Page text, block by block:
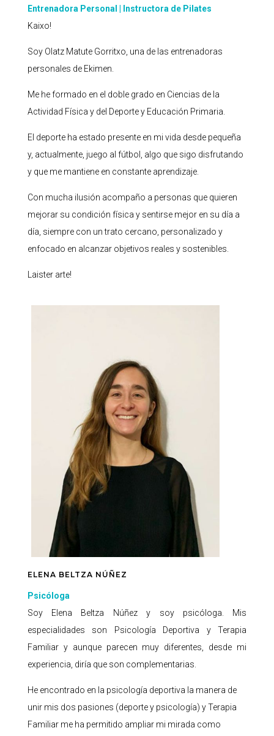
Entrenadora Personal | Instructora de Pilates
Kaixo!
Soy Olatz Matute Gorritxo, una de las entrenadoras
personales de Ekimen.
Me he formado en el doble grado en Ciencias de la
Actividad Física y del Deporte y Educación Primaria.
El deporte ha estado presente en mi vida desde pequeña
y, actualmente, juego al fútbol, algo que sigo disfrutando
y que me mantiene en constante aprendizaje.
Con mucha ilusión acompaño a personas que quieren
mejorar su condición física y sentirse mejor en su día a
día, siempre con un trato cercano, personalizado y
enfocado en alcanzar objetivos reales y sostenibles.
Laister arte!
ELENA BELTZA NÚÑEZ
Psicóloga
Soy Elena Beltza Núñez y soy psicóloga. Mis
especialidades son Psicología Deportiva y Terapia
Familiar y aunque parecen muy diferentes, desde mi
experiencia, diría que son complementarias.
He encontrado en la psicología deportiva la manera de
unir mis dos pasiones (deporte y psicología) y Terapia
Familiar me ha permitido ampliar mi mirada como